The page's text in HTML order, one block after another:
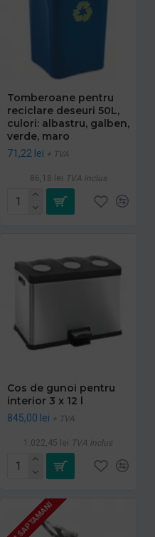
Tomberoane pentru
reciclare deseuri 50L,
culori: albastru, galben,
verde, maro
71,22 lei + TVA
86,18 lei TVA inclus
Cos de gunoi pentru
interior 3 x 12 l
845,00 lei + TVA
1.022,45 lei TVA inclus
3 - 4 SAPTAMANI